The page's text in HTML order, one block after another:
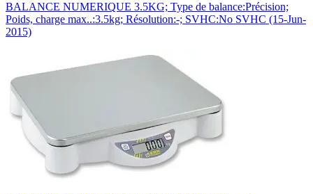
BALANCE NUMERIQUE 3.5KG; Type de balance:Précision;
Poids, charge max..:3.5kg; Résolution:-; SVHC:No SVHC (15-Jun-
2015)